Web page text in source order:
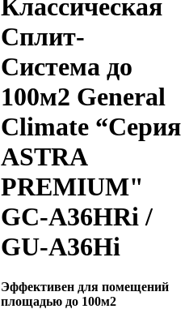
Классическая
Сплит-
Система до
100м2 General
Climate “Серия
ASTRA
PREMIUM"
GC-A36HRi /
GU-A36Hi
Эффективен для помещений
площадью до 100м2